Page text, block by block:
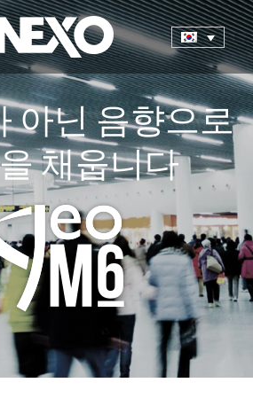
아닌 음향으로
채웁니다